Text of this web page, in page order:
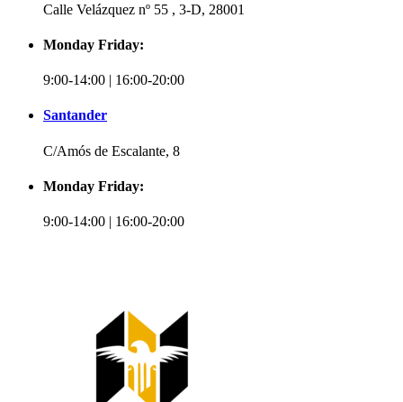
Calle Velázquez nº 55 , 3-D, 28001
Monday Friday:
9:00-14:00 | 16:00-20:00
Santander
C/Amós de Escalante, 8
Monday Friday:
9:00-14:00 | 16:00-20:00